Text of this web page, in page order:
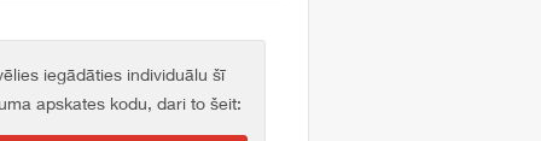
iegādāties individuālu šī
apskates kodu, dari to šeit: